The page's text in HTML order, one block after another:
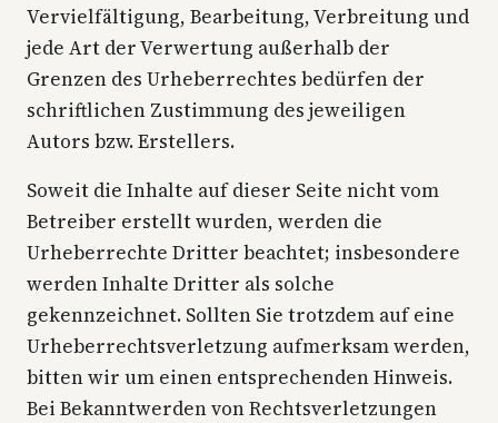
Vervielfältigung, Bearbeitung, Verbreitung und
jede Art der Verwertung außerhalb der
Grenzen des Urheberrechtes bedürfen der
schriftlichen Zustimmung des jeweiligen
Autors bzw. Erstellers.
Soweit die Inhalte auf dieser Seite nicht vom
Betreiber erstellt wurden, werden die
Urheberrechte Dritter beachtet; insbesondere
werden Inhalte Dritter als solche
gekennzeichnet. Sollten Sie trotzdem auf eine
Urheberrechtsverletzung aufmerksam werden,
bitten wir um einen entsprechenden Hinweis.
Bei Bekanntwerden von Rechtsverletzungen